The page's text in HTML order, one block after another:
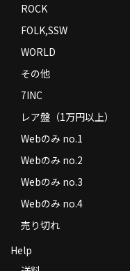
ROCK
FOLK,SSW
WORLD
その他
7INC
レア盤（1万円以上）
Webのみ no.1
Webのみ no.2
Webのみ no.3
Webのみ no.4
売り切れ
Help